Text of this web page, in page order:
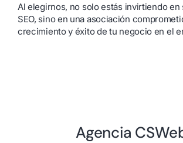
Al elegirnos, no solo estás invirtiendo en
SEO, sino en una asociación
crecimiento y éxito de tu negocio en el
Agencia